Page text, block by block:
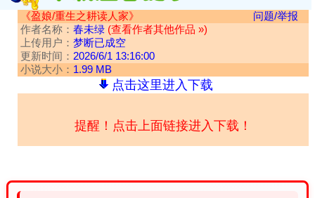
《盈娘/重生之耕读人家》
问题/举报
作者名称： 春未绿 (查看作者其他作品 »)
上传用户： 梦断已成空
更新时间： 2026/6/1 13:16:00
小说大小： 1.99 MB
点击这里进入下载
提醒！点击上面链接进入下载！